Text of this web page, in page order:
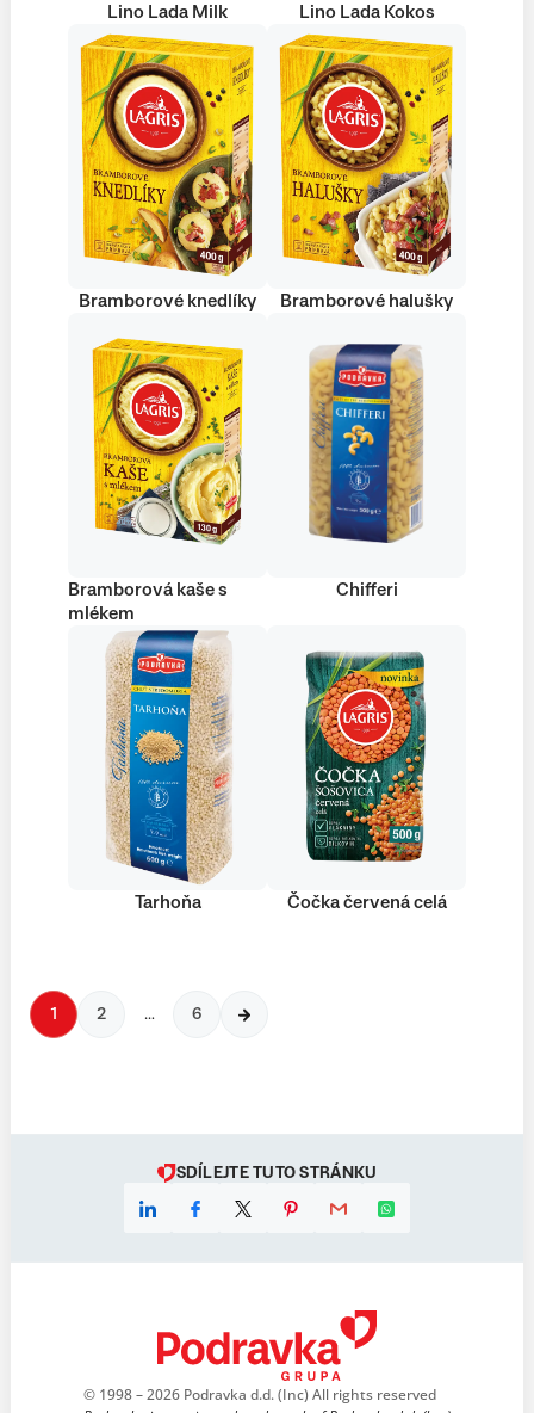
Lino Lada Milk Lino Lada Kokos
Bramborové knedlíky Bramborové halušky
Bramborová kaše s
mlékem
Chifferi
Tarhoňa Čočka červená celá
1 2 … 6
SDÍLEJTE TUTO STRÁNKU
© 1998 – 2026 Podravka d.d. (Inc) All rights reserved